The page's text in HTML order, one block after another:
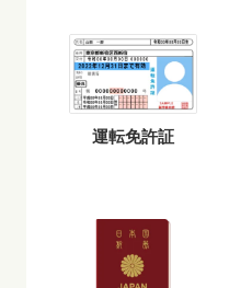
運転免許証